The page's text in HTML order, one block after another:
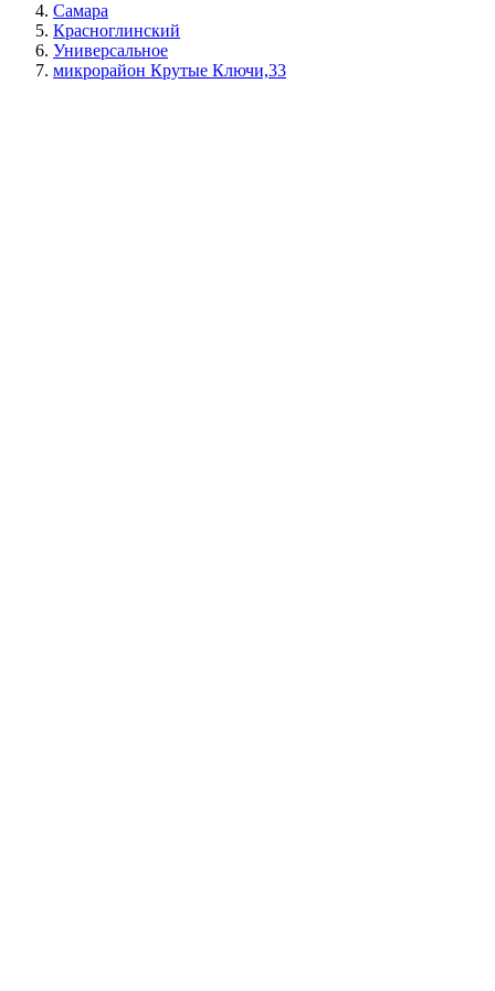
Самара
Красноглинский
Универсальное
микрорайон Крутые Ключи,33